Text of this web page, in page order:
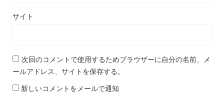
サイト
次回のコメントで使用するためブラウザーに自分の名前、メ
ールアドレス、サイトを保存する。
新しいコメントをメールで通知